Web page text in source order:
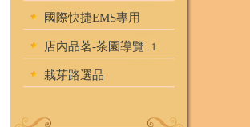
國際快捷EMS專用
店內品茗-茶園導覽 ...1
栽芽路選品